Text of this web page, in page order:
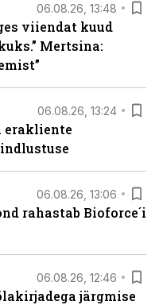
06.08.26, 13:48
viiendat kuud
Mertsina:
06.08.26, 13:24
erakliente
06.08.26, 13:06
rahastab Bioforce´i
06.08.26, 12:46
järgmise